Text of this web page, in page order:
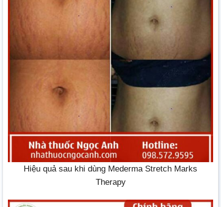
Hiệu quả sau khi dùng Mederma Stretch Marks
Therapy